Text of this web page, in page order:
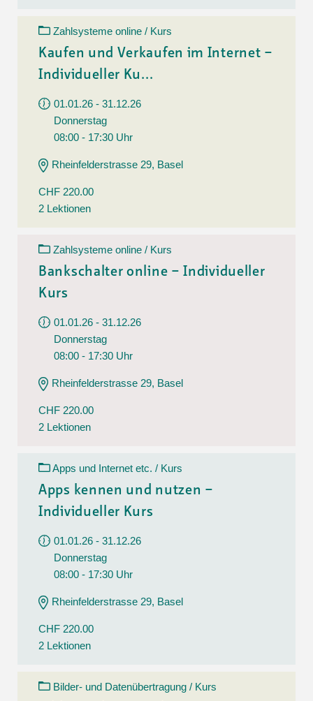
Zahlsysteme online / Kurs
Kaufen und Verkaufen im Internet –
Individueller Ku...
01.01.26 - 31.12.26
Donnerstag
08:00 - 17:30 Uhr
Rheinfelderstrasse 29, Basel
CHF 220.00
2 Lektionen
Zahlsysteme online / Kurs
Bankschalter online – Individueller
Kurs
01.01.26 - 31.12.26
Donnerstag
08:00 - 17:30 Uhr
Rheinfelderstrasse 29, Basel
CHF 220.00
2 Lektionen
Apps und Internet etc. / Kurs
Apps kennen und nutzen –
Individueller Kurs
01.01.26 - 31.12.26
Donnerstag
08:00 - 17:30 Uhr
Rheinfelderstrasse 29, Basel
CHF 220.00
2 Lektionen
Bilder- und Datenübertragung / Kurs